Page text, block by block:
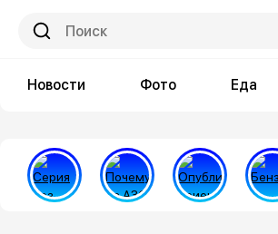
Новости Фото Еда